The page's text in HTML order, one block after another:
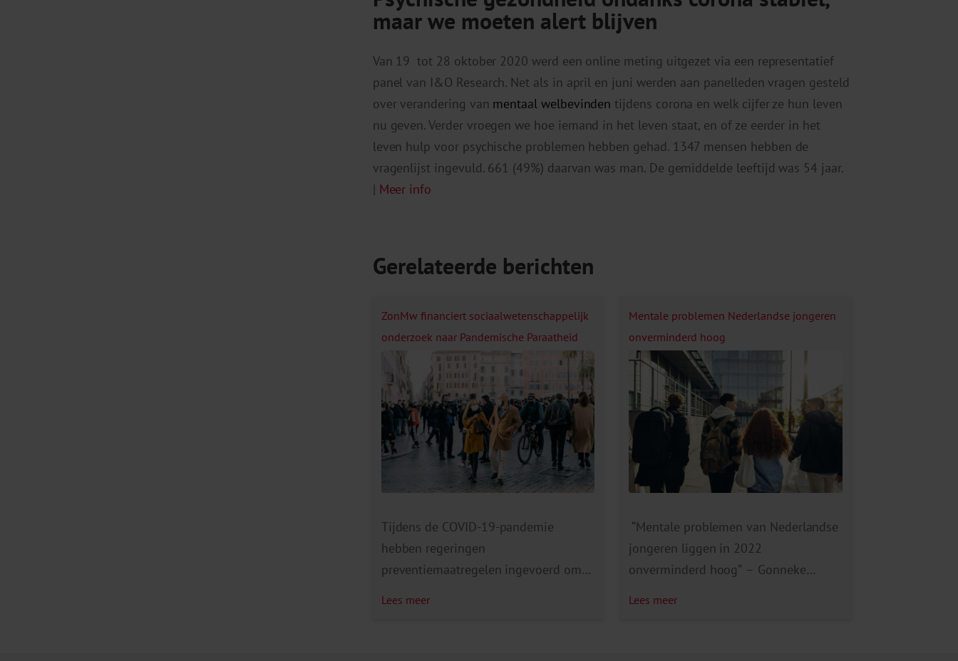
maar we moeten alert blijven
Van 19 tot 28 oktober 2020 werd een online meting uitgezet via een representatief
panel van I&O Research. Net als in april en juni werden aan panelleden vragen gesteld
over verandering van mentaal welbevinden tijdens corona en welk cijfer ze hun leven
nu geven. Verder vroegen we hoe iemand in het leven staat, en of ze eerder in het
leven hulp voor psychische problemen hebben gehad. 1347 mensen hebben de
vragenlijst ingevuld. 661 (49%) daarvan was man. De gemiddelde leeftijd was 54 jaar.
| Meer info
Gerelateerde berichten
ZonMw financiert sociaalwetenschappelijk
onderzoek naar Pandemische Paraatheid
Tijdens de COVID-19-pandemie
hebben regeringen
preventiemaatregelen ingevoerd om
Lees meer
Mentale problemen Nederlandse jongeren
onverminderd hoog
“Mentale problemen van Nederlandse
jongeren liggen in 2022
onverminderd hoog” – Gonneke
Lees meer